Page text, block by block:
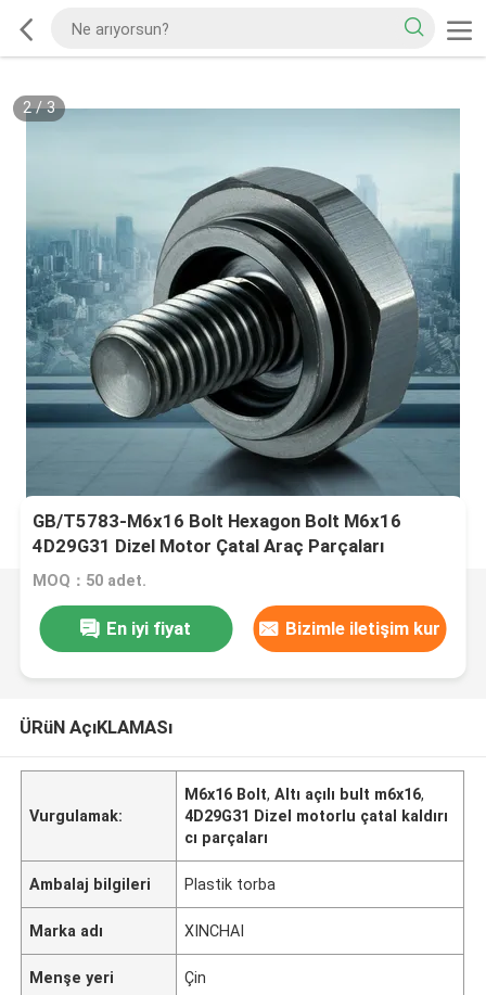
2/3
GB/T5783-M6x16 Bolt Hexagon Bolt M6x16
4D29G31 Dizel Motor Çatal Araç Parçaları
MOQ：50 adet.
En iyi fiyat Bizimle iletişim kur
ÜRüN AçıKLAMASı
Vurgulamak:
M6x16 Bolt,Altı açılı bult m6x16,
4D29G31 Dizel motorlu çatal kaldırı
cı parçaları
Ambalaj bilgileri Plastik torba
Marka adı XINCHAI
Menşe yeri Çin